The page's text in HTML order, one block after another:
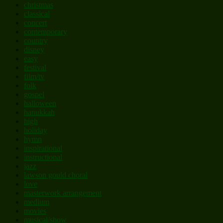
christmas
classical
concert
contemporary
country
disney
easy
festival
film/tv
folk
gospel
halloween
hanukkah
high
holiday
hymn
inspirational
instructional
jazz
lawson gould choral
love
masterwork arrangement
medium
movies
musical/show